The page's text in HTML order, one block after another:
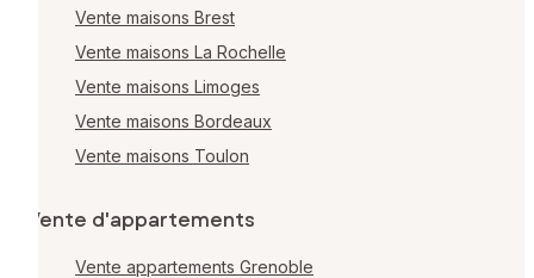
Vente maisons Brest
Vente maisons La Rochelle
Vente maisons Limoges
Vente maisons Bordeaux
Vente maisons Toulon
Vente d'appartements
Vente appartements Grenoble